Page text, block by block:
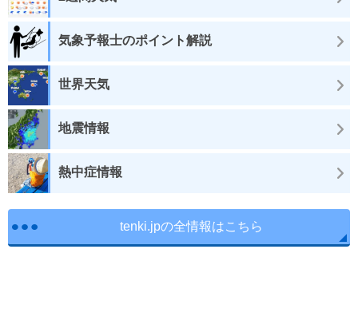
気象予報士のポイント解説
世界天気
地震情報
熱中症情報
tenki.jpの全情報はこちら